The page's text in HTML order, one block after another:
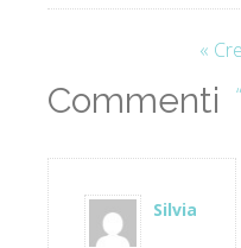
«
Commenti
Silvia